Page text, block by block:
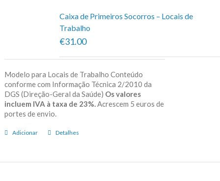
Caixa de Primeiros Socorros – Locais de
Trabalho
€31.00
Modelo para Locais de Trabalho Conteúdo
conforme com Informação Técnica 2/2010 da
DGS (Direção-Geral da Saúde) Os valores
incluem IVA à taxa de 23%. Acrescem 5 euros de
portes de envio.
Adicionar Detalhes